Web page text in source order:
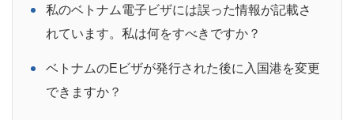
私のベトナム電子ビザには誤った情報が記載さ
れています。私は何をすべきですか？
ベトナムのEビザが発行された後に入国港を変更
できますか？